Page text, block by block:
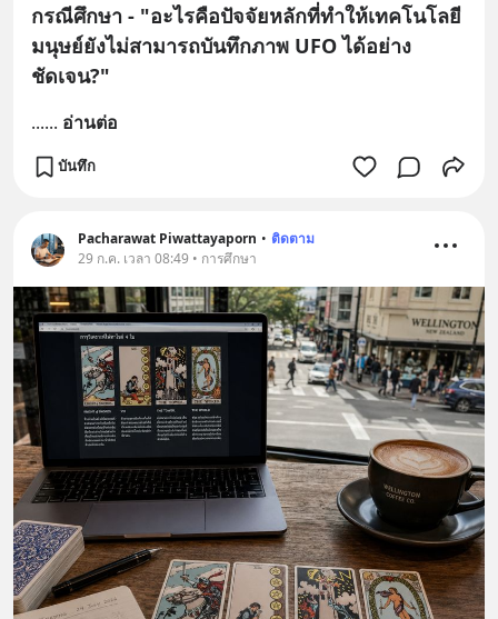
กรณีศึกษา - "อะไรคือปัจจัยหลักที่ทำให้เทคโนโลยี
มนุษย์ยังไม่สามารถบันทึกภาพ UFO ได้อย่าง
ชัดเจน?"
...... อ่านต่อ
บันทึก
Pacharawat Piwattayaporn • ติดตาม
29 ก.ค. เวลา 08:49 • การศึกษา